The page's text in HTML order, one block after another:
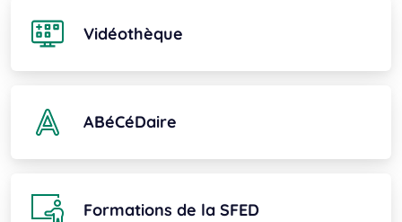
Vidéothèque
ABéCéDaire
Formations de la SFED